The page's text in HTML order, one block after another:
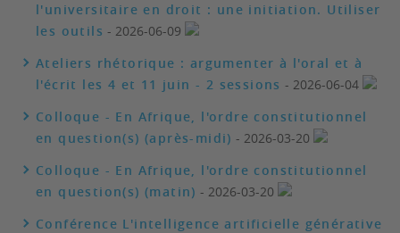
l'universitaire en droit : une initiation. Utiliser
les outils - 2026-06-09
Ateliers rhétorique : argumenter à l'oral et à
l'écrit les 4 et 11 juin - 2 sessions - 2026-06-04
Colloque - En Afrique, l'ordre constitutionnel
en question(s) (après-midi) - 2026-03-20
Colloque - En Afrique, l'ordre constitutionnel
en question(s) (matin) - 2026-03-20
Conférence L'intelligence artificielle générative